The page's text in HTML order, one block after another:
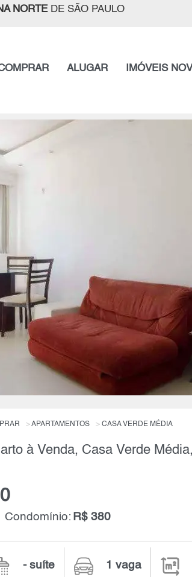
NORTEDE SÃO PAULO
ALUGAR IMÓVEIS
APARTAMENTOS CASA VERDE MÉDIA
Condomínio: R$ 380
- suíte 1 vaga